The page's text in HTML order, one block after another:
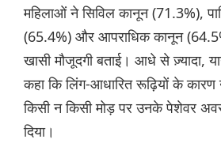
महिलाओं ने सिविल कानून (71.3%),
(65.4%) और आपराधिक कानून
खासी मौजूदगी बताई। आधे से ज़्यादा,
कहा कि लिंग-आधारित रूढ़ियों के कारण
किसी न किसी मोड़ पर उनके पेशेवर
दिया।